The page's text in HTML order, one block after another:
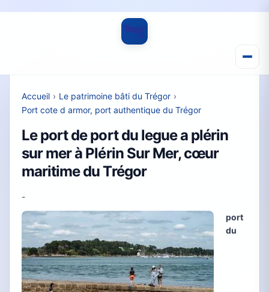
Accueil › Le patrimoine bâti du Trégor ›
Port cote d armor, port authentique du Trégor
Le port de port du legue a plérin
sur mer à Plérin Sur Mer, cœur
maritime du Trégor
-
port
du